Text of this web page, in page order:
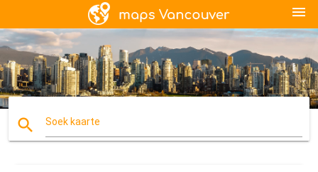
menu
search Soek kaarte